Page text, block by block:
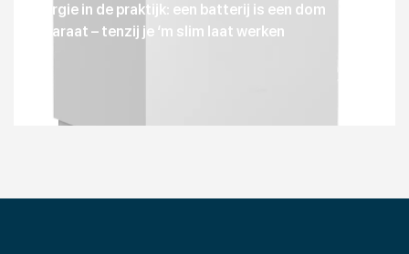
Energie in de praktijk: een batterij is een dom
apparaat – tenzij je ‘m slim laat werken